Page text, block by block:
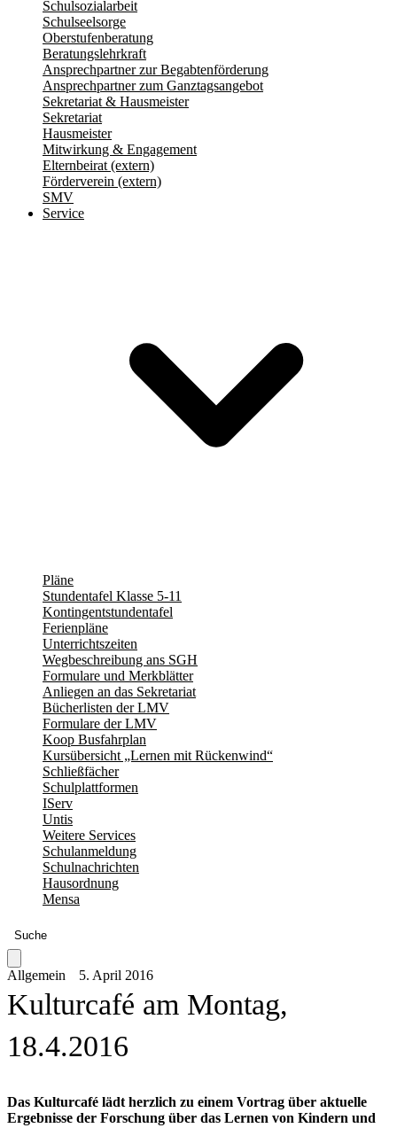
Schulsozialarbeit
Schulseelsorge
Oberstufenberatung
Beratungslehrkraft
Ansprechpartner zur Begabtenförderung
Ansprechpartner zum Ganztagsangebot
Sekretariat & Hausmeister
Sekretariat
Hausmeister
Mitwirkung & Engagement
Elternbeirat (extern)
Förderverein (extern)
SMV
Service
Pläne
Stundentafel Klasse 5-11
Kontingentstundentafel
Ferienpläne
Unterrichtszeiten
Wegbeschreibung ans SGH
Formulare und Merkblätter
Anliegen an das Sekretariat
Bücherlisten der LMV
Formulare der LMV
Koop Busfahrplan
Kursübersicht „Lernen mit Rückenwind“
Schließfächer
Schulplattformen
IServ
Untis
Weitere Services
Schulanmeldung
Schulnachrichten
Hausordnung
Mensa
Suche
Allgemein 5. April 2016
Kulturcafé am Montag,
18.4.2016
Das Kulturcafé lädt herzlich zu einem Vortrag über aktuelle
Ergebnisse der Forschung über das Lernen von Kindern und